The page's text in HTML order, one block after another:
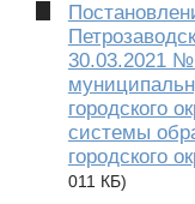
30.03.2021
городского
системы
городского
011 КБ)